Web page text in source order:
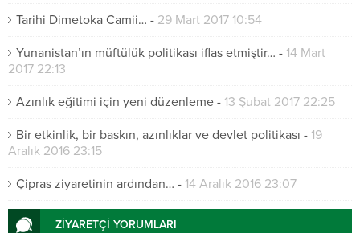
Tarihi Dimetoka Camii… - 29 Mart 2017 10:54
Yunanistan’ın müftülük politikası iflas etmiştir… - 14 Mart
2017 22:13
Azınlık eğitimi için yeni düzenleme - 13 Şubat 2017 22:25
Bir etkinlik, bir baskın, azınlıklar ve devlet politikası - 19
Aralık 2016 23:15
Çipras ziyaretinin ardından… - 14 Aralık 2016 23:07
ZİYARETÇİ YORUMLARI